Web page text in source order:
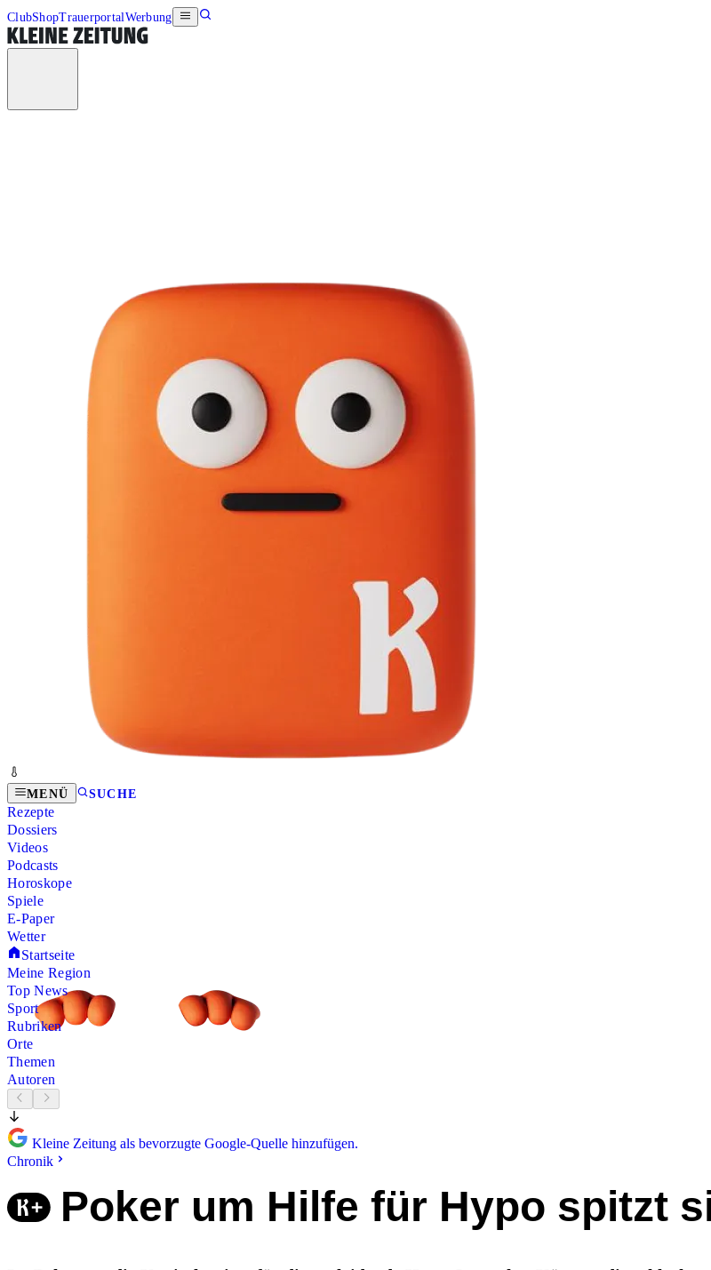
ClubShopTrauerportalWerbung
MENÜ SUCHE
Rezepte
Dossiers
Videos
Podcasts
Horoskope
Spiele
E-Paper
Wetter
Startseite
Meine Region
Top News
Sport
Rubriken
Orte
Themen
Autoren
Kleine Zeitung als bevorzugte Google-Quelle hinzufügen.
Chronik
Poker um Hilfe für Hypo spitzt